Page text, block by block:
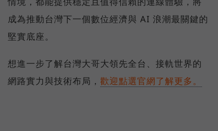
成為推動台灣下一個數位經濟與 AI 浪潮最關鍵的
堅實底座。
想進一步了解台灣大哥大領先全台、接軌世界的
網路實力與技術布局， 歡迎點選官網了解更多。